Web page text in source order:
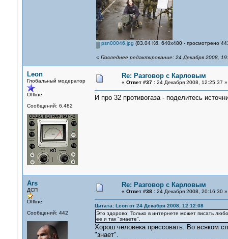
psn00046.jpg (83.04 Кб, 640x480 - просмотрено
« Последнее редактирование: 24 Декабря 2008,
Leon
Глобальный модератор
Offline
Сообщений: 6,482
Re: Разговор с Карловым
« Ответ #37 :24 Декабря 2008, 12:25:37 »
И про 32 противогаза - поделитесь
Ars
ДСП
Offline
Сообщений: 442
Re: Разговор с Карловым
« Ответ #38 :24 Декабря 2008, 20:16:30 »
Цитата: Leon от 24 Декабря 2008, 12:12:08
Это здорово! Только в интернете может писать
ее и так "знаете".
Хорош человека прессовать. Во всяком
"знает".